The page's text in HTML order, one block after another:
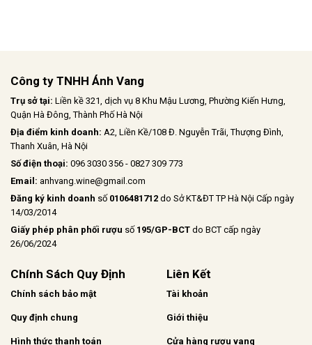
Công ty TNHH Ánh Vang
Trụ sở tại: Liền kề 321, dịch vụ 8 Khu Mậu Lương, Phường Kiến Hưng,
Quận Hà Đông, Thành Phố Hà Nội
Địa điểm kinh doanh: A2, Liền Kề/108 Đ. Nguyễn Trãi, Thượng Đình,
Thanh Xuân, Hà Nội
Số điện thoại: 096 3030 356 - 0827 309 773
Email: anhvang.wine@gmail.com
Đăng ký kinh doanh số 0106481712 do Sở KT&ĐT TP Hà Nội Cấp ngày
14/03/2014
Giấy phép phân phối rượu số 195/GP-BCT do BCT cấp ngày
26/06/2024
Chính Sách Quy Định
Chính sách bảo mật
Quy định chung
Hình thức thanh toán
Liên Kết
Tài khoản
Giới thiệu
Cửa hàng rượu vang